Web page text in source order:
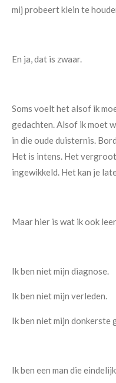
mij probeert klein te
En ja, dat is zwaar.
Soms voelt het alsof ik
gedachten. Alsof ik moet
in die oude duisternis.
Het is intens. Het
ingewikkeld. Het kan je
Maar hier is wat ik ook
Ik ben niet mijn diagnose.
Ik ben niet mijn verleden.
Ik ben niet mijn donkerste
Ik ben een man die